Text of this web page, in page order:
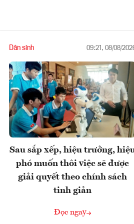
Dân sinh 09:21, 08/08/
Sau sắp xếp, hiệu trưởng,
phó muốn thôi việc sẽ được
giải quyết theo chính sách
tinh giản
Đọc ngay